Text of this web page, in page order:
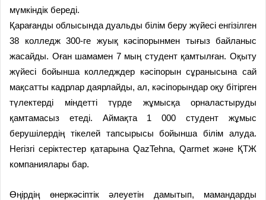
мүмкіндік береді.
Қарағанды облысында дуальды білім беру жүйесі енгізілген
38 колледж 300-ге жуық кәсіпорынмен тығыз байланыс
жасайды. Оған шамамен 7 мың студент қамтылған. Оқыту
жүйесі бойынша колледждер кәсіпорын сұранысына сай
мақсатты кадрлар даярлайды, ал, кәсіпорындар оқу бітірген
түлектерді міндетті түрде жұмысқа орналастыруды
қамтамасыз етеді. Аймақта 1 000 студент жұмыс
берушілердің тікелей тапсырысы бойынша білім алуда.
Негізгі серіктестер қатарына QazTehna, Qarmet және ҚТЖ
компаниялары бар.
Өңірдің өнеркәсіптік әлеуетін дамытып, мамандарды